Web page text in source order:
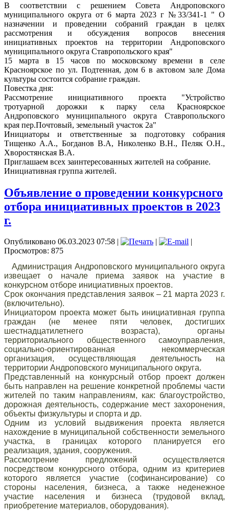
В соответствии с решением Совета Андроповского
муниципального округа от 6 марта 2023 г №33/341-1 " О
назначении и проведении собраний граждан в целях
рассмотрения и обсуждения вопросов внесения
инициативных проектов на территории Андроповского
муниципального округа Ставропольского края"
15 марта в 15 часов по московскому времени в селе
Красноярское по ул. Подтенная, дом 6 в актовом зале Дома
культуры состоится собрание граждан.
Повестка дня:
Рассмотрение инициативного проекта "Устройство
тротуарной дорожки к парку села Красноярское
Андроповского муниципального округа Ставропольского
края пер.Почтовый, земельный участок 2а"
Инициаторы и ответственные за подготовку собрания
Тищенко А.А., Богданов В.А, Николенко В.Н., Пеляк О.Н.,
Хворостянская В.А.
Приглашаем всех заинтересованных жителей на собрание.
Инициативная группа жителей.
Объявление о проведении конкурсного
отбора инициативных проектов в 2023
г.
Опубликовано 06.03.2023 07:58 | |
|
Просмотров: 875
Администрация Андроповского муниципального округа
извещает о начале приема заявок на участие в
конкурсном отборе инициативных проектов.
Срок окончания представления заявок – 21 марта 2023 г.
(включительно).
Инициатором проекта может быть инициативная группа
граждан (не менее пяти человек, достигших
шестнадцатилетнего возраста), органы
территориального общественного самоуправления,
социально-ориентированная некоммерческая
организация, осуществляющая деятельность на
территории Андроповского муниципального округа.
Представленный на конкурсный отбор проект должен
быть направлен на решение конкретной проблемы части
жителей по таким направлениям, как: благоустройство,
дорожная деятельность, содержание мест захоронения,
объекты физкультуры и спорта и др.
Одним из условий выдвижения проекта является
нахождение в муниципальной собственности земельного
участка, в границах которого планируется его
реализация, здания, сооружения.
Рассмотрение предложений осуществляется
посредством конкурсного отбора, одним из критериев
которого является участие (софинансирование) со
стороны населения, бизнеса, а также неденежное
участие населения и бизнеса (трудовой вклад,
приобретение материалов, оборудования).